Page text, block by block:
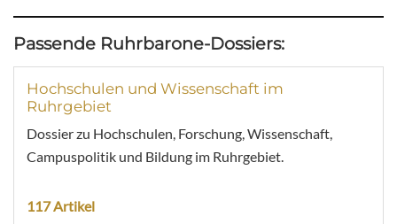
Passende Ruhrbarone-Dossiers:
Hochschulen und Wissenschaft im
Ruhrgebiet
Dossier zu Hochschulen, Forschung, Wissenschaft,
Campuspolitik und Bildung im Ruhrgebiet.
117 Artikel